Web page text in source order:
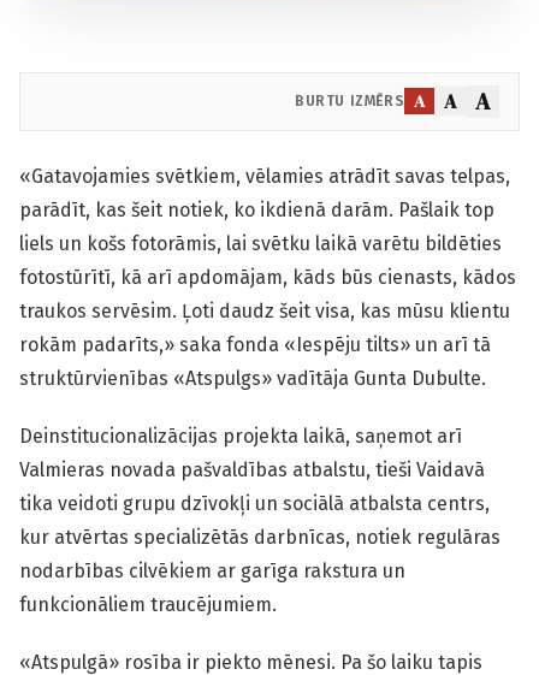
BURTU IZMĒRS A A A
«Gatavojamies svētkiem, vēlamies atrādīt savas telpas,
parādīt, kas šeit notiek, ko ikdienā darām. Pašlaik top
liels un košs fotorāmis, lai svētku laikā varētu bildēties
fotostūrītī, kā arī apdomājam, kāds būs cienasts, kādos
traukos servēsim. Ļoti daudz šeit visa, kas mūsu klientu
rokām padarīts,» saka fonda «Iespēju tilts» un arī tā
struktūrvienības «Atspulgs» vadītāja Gunta Dubulte.
Deinstitucionalizācijas projekta laikā, saņemot arī
Valmieras novada pašvaldības atbalstu, tieši Vaidavā
tika veidoti grupu dzīvokļi un sociālā atbalsta centrs,
kur atvērtas specializētās darbnīcas, notiek regulāras
nodarbības cilvēkiem ar garīga rakstura un
funkcionāliem traucējumiem.
«Atspulgā» rosība ir piekto mēnesi. Pa šo laiku tapis